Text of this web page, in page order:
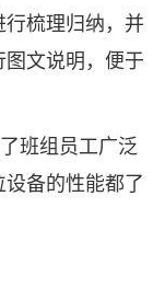
梳理归纳，并
文说明，便于
班组员工广泛
备的性能都了